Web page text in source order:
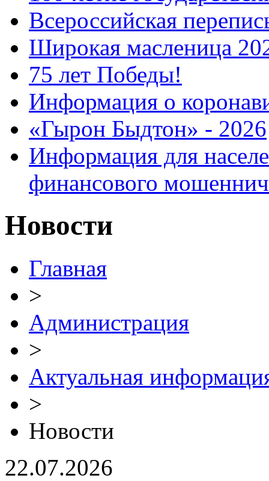
Всероссийская
Широкая масленица
75 лет Победы!
Информация о
«Гырон Быдтон» - 2026
Информация для
финансового
Новости
Главная
>
Администрация
>
Актуальная
>
Новости
22.07.2026